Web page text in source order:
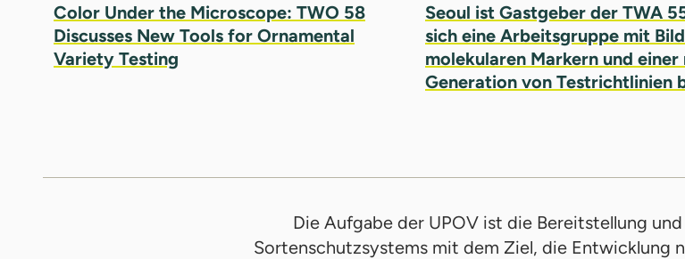
Color Under the Microscope: TWO 58
Discusses New Tools for Ornamental
Variety Testing
Seoul ist Gastgeber der TWA
sich eine Arbeitsgruppe mit
molekularen Markern und einer
Generation von Testrichtlinien
Die Aufgabe der UPOV ist die Bereitstellung
Sortenschutzsystems mit dem Ziel, die Entwicklung